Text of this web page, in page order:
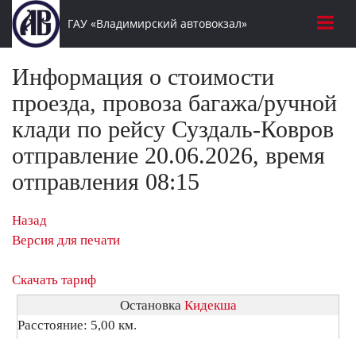
ГАУ «Владимирский автовокзал»
Информация о стоимости
проезда, провоза багажа/ручной
клади по рейсу Суздаль-Ковров
отправление 20.06.2026, время
отправления 08:15
Назад
Версия для печати
Скачать тариф
Остановка Кидекша
Расстояние: 5,00 км.